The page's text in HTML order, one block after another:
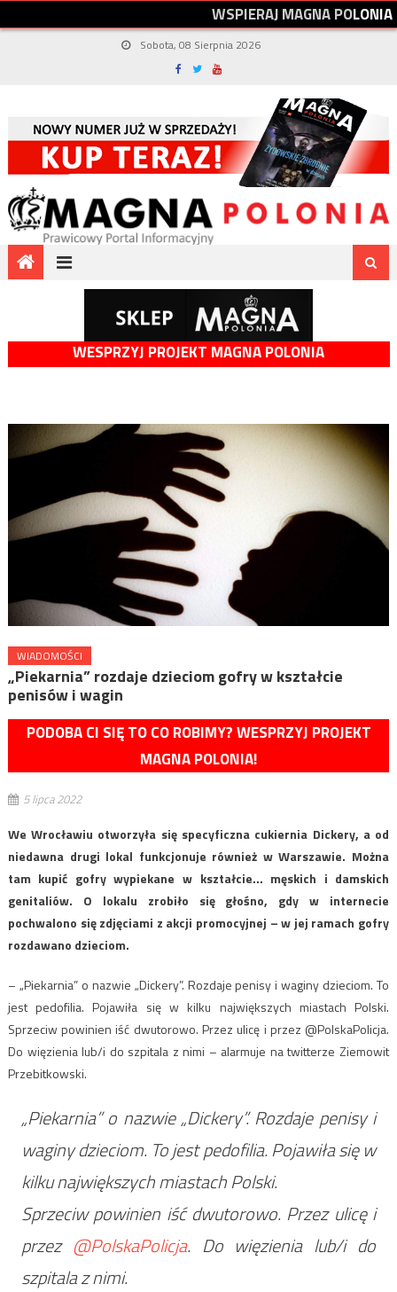
WSPIERAJMAGNAPOLONIA
Sobota, 08 Sierpnia 2026
WESPRZYJ PROJEKT MAGNA POLONIA
WIADOMOŚCI
„Piekarnia” rozdaje dzieciom gofry w kształcie
penisów i wagin
PODOBA CI SIĘ TO CO ROBIMY? WESPRZYJ PROJEKT
MAGNA POLONIA!
5 lipca 2022
We Wrocławiu otworzyła się specyficzna cukiernia Dickery, a od
niedawna drugi lokal funkcjonuje również w Warszawie. Można
tam kupić gofry wypiekane w kształcie… męskich i damskich
genitaliów. O lokalu zrobiło się głośno, gdy w internecie
pochwalono się zdjęciami z akcji promocyjnej – w jej ramach gofry
rozdawano dzieciom.
– „Piekarnia” o nazwie „Dickery”. Rozdaje penisy i waginy dzieciom. To
jest pedofilia. Pojawiła się w kilku największych miastach Polski.
Sprzeciw powinien iść dwutorowo. Przez ulicę i przez @PolskaPolicja.
Do więzienia lub/i do szpitala z nimi – alarmuje na twitterze Ziemowit
Przebitkowski.
„Piekarnia” o nazwie „Dickery”. Rozdaje penisy i
waginy dzieciom. To jest pedofilia. Pojawiła się w
kilku największych miastach Polski.
Sprzeciw powinien iść dwutorowo. Przez ulicę i
przez @PolskaPolicja. Do więzienia lub/i do
szpitala z nimi.